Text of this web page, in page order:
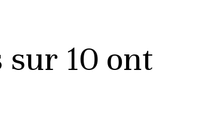
sur 10 ont